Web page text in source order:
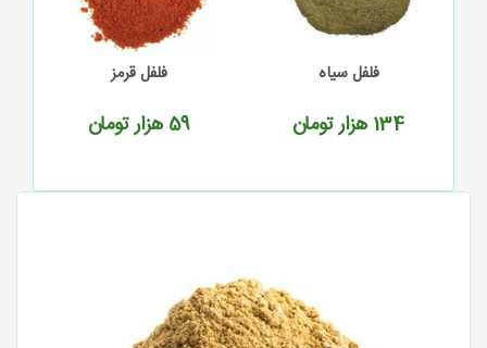
فلفل سیاه
134 هزار تومان
فلفل قرمز
59 هزار تومان